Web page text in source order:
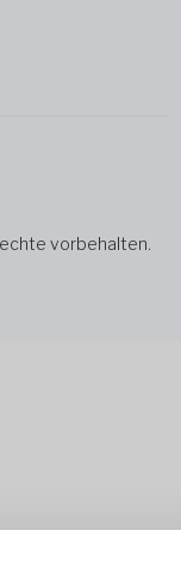
vorbehalten.